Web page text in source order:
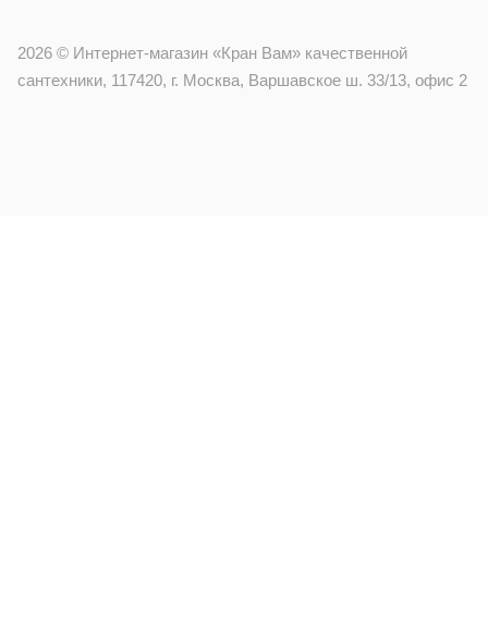
2026 © Интернет-магазин «Кран Вам» качественной
сантехники, 117420, г. Москва, Варшавское ш. 33/13, офис 2